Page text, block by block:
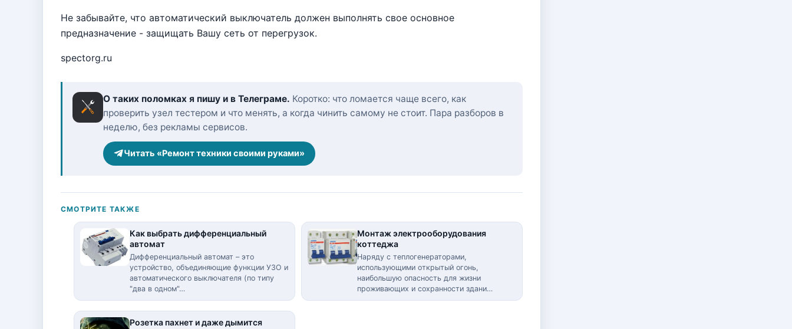
Не забывайте, что автоматический выключатель должен выполнять свое основное
предназначение - защищать Вашу сеть от перегрузок.
spectorg.ru
О таких поломках я пишу и в Телеграме. Коротко: что ломается чаще всего, как
проверить узел тестером и что менять, а когда чинить самому не стоит. Пара разборов в
неделю, без рекламы сервисов.
Читать «Ремонт техники своими руками»
СМОТРИТЕ ТАКЖЕ
Как выбрать дифференциальный
автомат
Дифференциальный автомат – это
устройство, объединяющие функции УЗО и
автоматического выключателя (по типу
"два в одном"…
Монтаж электрооборудования
коттеджа
Наряду с теплогенераторами,
использующими открытый огонь,
наибольшую опасность для жизни
проживающих и сохранности здани…
Розетка пахнет и даже дымится